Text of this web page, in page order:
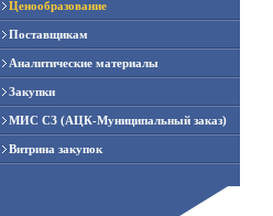
Ценообразование
Поставщикам
Аналитические материалы
Закупки
МИС СЗ (АЦК-Муниципальный заказ)
Витрина закупок